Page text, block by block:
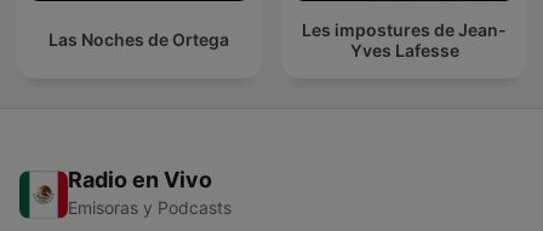
Las Noches de Ortega
Les impostures de Jean-
Yves Lafesse
Radio en Vivo
Emisoras y Podcasts